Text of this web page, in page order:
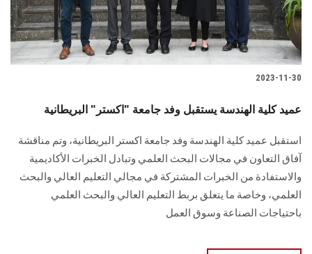
2023-11-30
عميد كلية الهندسة يستقبل وفد جامعة "اكستر" البريطانية
استقبل عميد كلية الهندسة وفد جامعة اكستر البريطانية، وتم مناقشة
آفاق التعاون في مجالات البحث العلمي وتبادل الخبرات الأكاديمية
والاستفادة من الخبرات المشتركة في مجالي التعليم العالي والبحث
العلمي، وخاصة ما يتعلق بربط التعليم العالي والبحث العلمي
باحتياجات الصناعة وسوق العمل